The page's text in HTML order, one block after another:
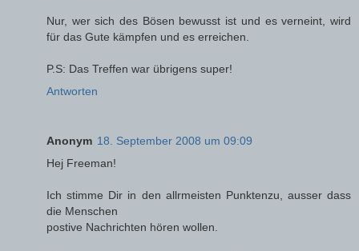
Nur, wer sich des Bösen bewusst ist und es verneint, wird
für das Gute kämpfen und es erreichen.
P.S: Das Treffen war übrigens super!
Antworten
Anonym 18. September 2008 um 09:09
Hej Freeman!
Ich stimme Dir in den allrmeisten Punktenzu, ausser dass
die Menschen
postive Nachrichten hören wollen.